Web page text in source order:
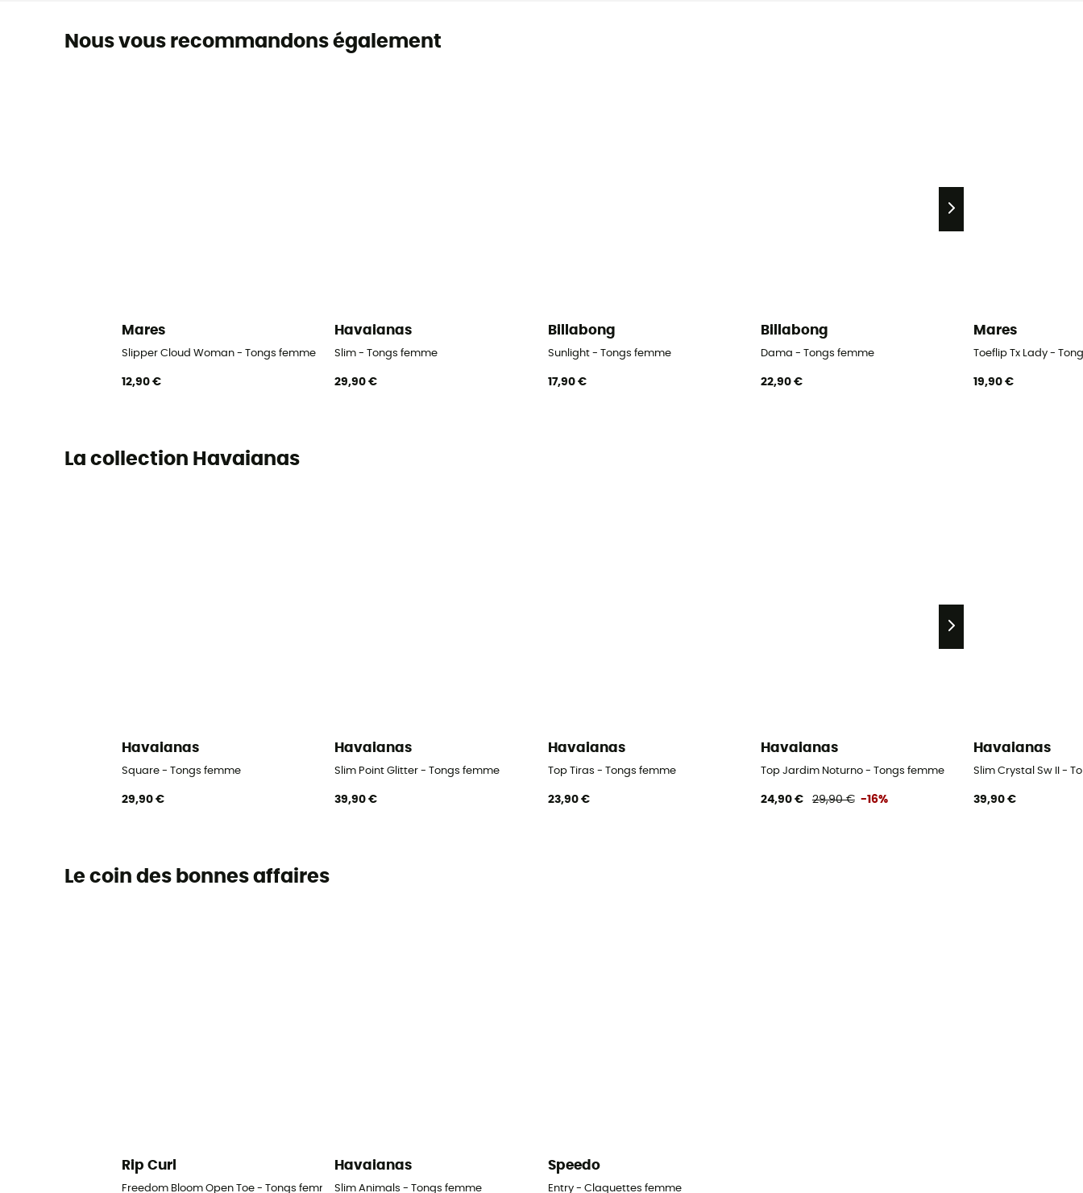
Nous vous recommandons également
Mares
Slipper Cloud Woman - Tongs femme
12,90 €
Havaianas
Slim - Tongs femme
29,90 €
Billabong
Sunlight - Tongs femme
17,90 €
Billabong
Dama - Tongs femme
22,90 €
Mares
Toeflip Tx Lady -
19,90 €
La collection Havaianas
Havaianas
Square - Tongs femme
29,90 €
Havaianas
Slim Point Glitter - Tongs femme
39,90 €
Havaianas
Top Tiras - Tongs femme
23,90 €
Havaianas
Top Jardim Noturno - Tongs femme
24,90 € 29,90 € -16%
Havaianas
Slim Crystal Sw II -
39,90 €
Le coin des bonnes affaires
Rip Curl
Freedom Bloom Open Toe - Tongs femme
Havaianas
Slim Animals - Tongs femme
Speedo
Entry - Claquettes femme